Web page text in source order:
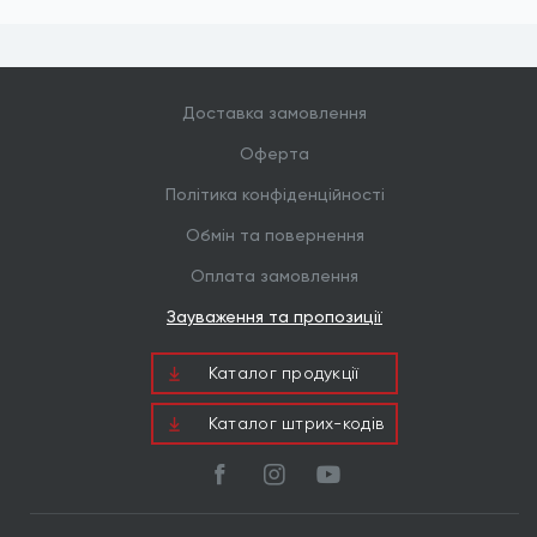
Доставка замовлення
Оферта
Політика конфіденційності
Обмін та повернення
Оплата замовлення
Зауваження та пропозиції
Каталог продукцiї
Каталог штрих-кодів